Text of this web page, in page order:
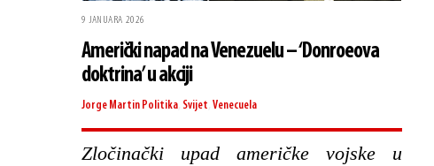
9 JANUARA 2026
Američki napad na Venezuelu – ‘Donroeova
doktrina’ u akciji
Jorge Martin Politika Svijet Venecuela
Zločinački upad američke vojske u